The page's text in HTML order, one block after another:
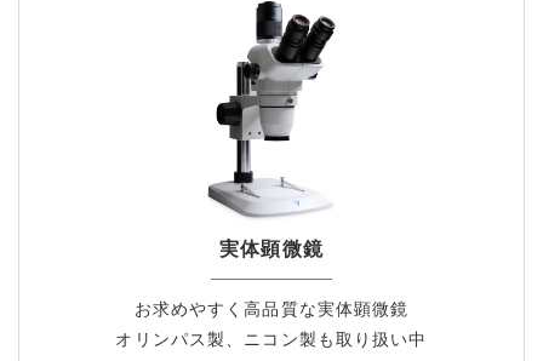
実体顕微鏡
お求めやすく高品質な実体顕微鏡
オリンパス製、ニコン製も取り扱い中